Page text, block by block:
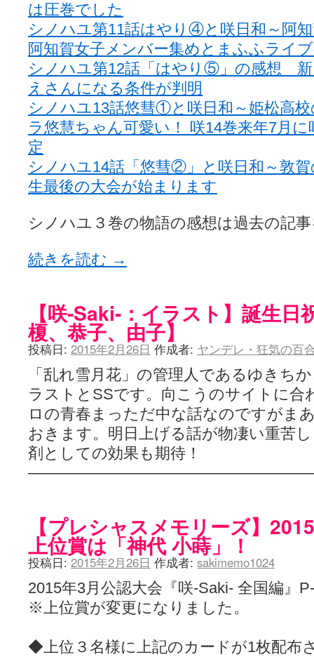
は圧巻でした
シノハユ第11話はやり④と咲日和～
阿知賀女子メンバー集めとまふふライ
シノハユ第12話「はやり⑤」の感想
えさんになる条件が判明
シノハユ13話悠彗①と咲日和～姫松高
ラ悠慧ちゃん可愛い！ 咲14巻来年7月
定
シノハユ14話「悠彗②」と咲日和～敦
生最後の大会が始まります
シノハユ３巻の物語の感想は過去の記
続きを読む →
【咲-Saki-：イラスト】誕生
榎、恭子、由子】
投稿日: 2015年2月26日 作成者: ヤンデレ・狂気の百
「乱れ雪月花」の管理人であるゆきち
ラストとSSです。向こうのサイトに合
ロの青春まっただ中な話なのですがま
おきます。明日上げる話が物凄い重苦
剤としての効果も期待！
【プレシャスメモリーズ】
上位賞は「神代 小蒔」！
投稿日: 2015年2月26日 作成者: sakimemo1024
2015年3月公認大会『咲-Saki- 全国編』
※上位賞が変更になりました。
◆上位３名様に上記のカードが1枚配布